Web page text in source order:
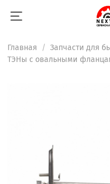
Главная Запчасти для
ТЭНы с овальными